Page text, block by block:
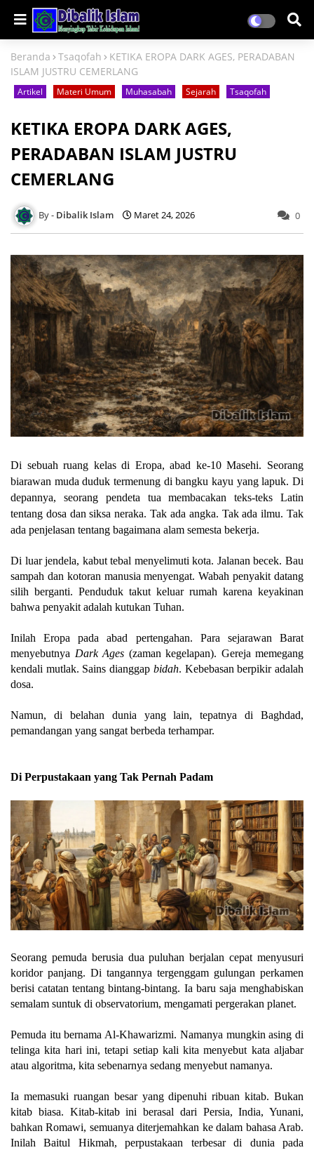
Beranda Tsaqofah
KETIKA EROPA DARK AGES, PERADABAN
ISLAM JUSTRU CEMERLANG
Artikel Materi Umum Muhasabah Sejarah Tsaqofah
KETIKA EROPA DARK AGES,
PERADABAN ISLAM JUSTRU
CEMERLANG
Dibalik Islam Maret 24, 2026 0
Di sebuah ruang kelas di Eropa, abad ke-10 Masehi. Seorang
biarawan muda duduk termenung di bangku kayu yang lapuk. Di
depannya, seorang pendeta tua membacakan teks-teks Latin
tentang dosa dan siksa neraka. Tak ada angka. Tak ada ilmu. Tak
ada penjelasan tentang bagaimana alam semesta bekerja.
Di luar jendela, kabut tebal menyelimuti kota. Jalanan becek. Bau
sampah dan kotoran manusia menyengat. Wabah penyakit datang
silih berganti. Penduduk takut keluar rumah karena keyakinan
bahwa penyakit adalah kutukan Tuhan.
Inilah Eropa pada abad pertengahan. Para sejarawan Barat
menyebutnya Dark Ages (zaman kegelapan). Gereja memegang
kendali mutlak. Sains dianggap bidah. Kebebasan berpikir adalah
dosa.
Namun, di belahan dunia yang lain, tepatnya di Baghdad,
pemandangan yang sangat berbeda terhampar.
Di Perpustakaan yang Tak Pernah Padam
Seorang pemuda berusia dua puluhan berjalan cepat menyusuri
koridor panjang. Di tangannya tergenggam gulungan perkamen
berisi catatan tentang bintang-bintang. Ia baru saja menghabiskan
semalam suntuk di observatorium, mengamati pergerakan planet.
Pemuda itu bernama Al-Khawarizmi. Namanya mungkin asing di
telinga kita hari ini, tetapi setiap kali kita menyebut kata aljabar
atau algoritma, kita sebenarnya sedang menyebut namanya.
Ia memasuki ruangan besar yang dipenuhi ribuan kitab. Bukan
kitab biasa. Kitab-kitab ini berasal dari Persia, India, Yunani,
bahkan Romawi, semuanya diterjemahkan ke dalam bahasa Arab.
Inilah Baitul Hikmah, perpustakaan terbesar di dunia pada